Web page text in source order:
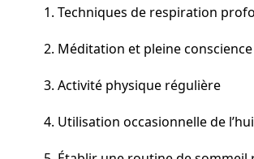
1. Techniques de respiration
2. Méditation et pleine conscience
3. Activité physique régulière
4. Utilisation occasionnelle de